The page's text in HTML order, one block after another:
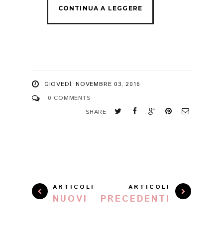
GIOVEDÌ, NOVEMBRE 03, 2016
0 COMMENTS
SHARE
ARTICOLI
NUOVI
ARTICOLI
PRECEDENTI